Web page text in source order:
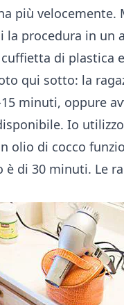
più velocemente.
la procedura in un
di plastica
qui sotto: la
minuti, oppure
Io
olio di cocco
è di 30 minuti. Le